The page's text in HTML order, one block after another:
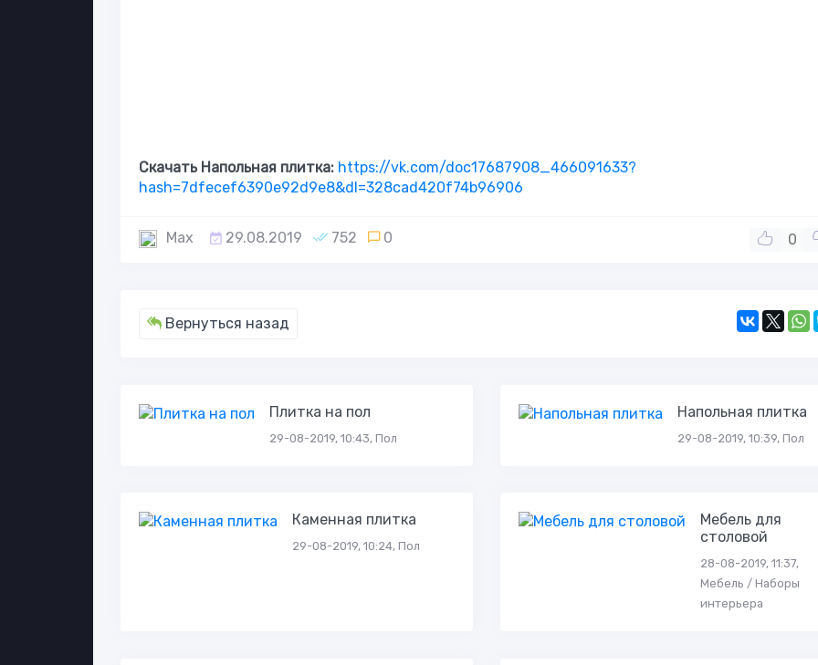
Скачать Напольная плитка: https://vk.com/doc17687908_466091633?
hash=7dfecef6390e92d9e8&dl=328cad420f74b96906
Max 29.08.2019 752 0 0
Вернуться назад
Плитка на пол
29-08-2019, 10:43, Пол
Напольная плитка
29-08-2019, 10:39, Пол
Каменная плитка
29-08-2019, 10:24, Пол
Мебель для
столовой
28-08-2019, 11:37,
Мебель / Наборы
интерьера